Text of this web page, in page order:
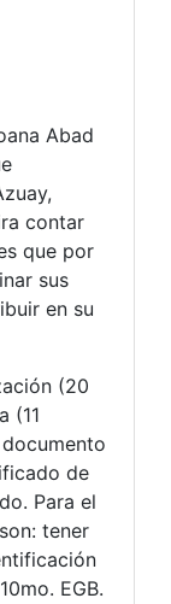
Abad
contar
que por
sus
en su
(20
(11
de
Para el
tener
EGB.